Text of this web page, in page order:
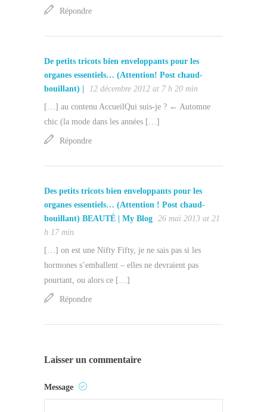
Répondre
De petits tricots bien enveloppants pour les
organes essentiels… (Attention! Post chaud-
bouillant) |
12 décembre 2012 at 7 h 20 min
[…] au contenu AccueilQui suis-je ? ← Automne
chic (la mode dans les années […]
Répondre
Des petits tricots bien enveloppants pour les
organes essentiels… (Attention ! Post chaud-
bouillant) BEAUTÉ | My Blog 26 mai 2013 at 21
h 17 min
[…] on est une Nifty Fifty, je ne sais pas si les
hormones s’emballent – elles ne devraient pas
pourtant, ou alors ce […]
Répondre
Laisser un commentaire
Message